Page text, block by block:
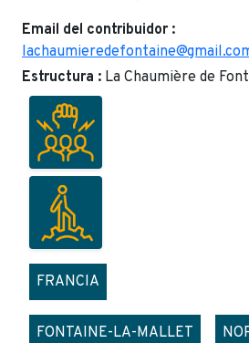
Email del contribuidor :
Estructura : La Chaumière de
FRANCIA
FONTAINE-LA-MALLET